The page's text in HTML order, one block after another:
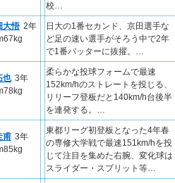
校…
大悟 2年
日大の1番セカンド、京田選手な
ど足の速い選手がそろう中で2年
で1番バッターに抜擢。…
也 3年
柔らかな投球フォームで最速
152km/hのストレートを投じる、
リリーフ登板だと140km/h台後半
を連発する。…
甫 3年
東都リーグ初登板となった4年春
の専修大学戦で最速151km/hを投
じて注目を集めた右腕、変化球は
スライダー・スプリット等…